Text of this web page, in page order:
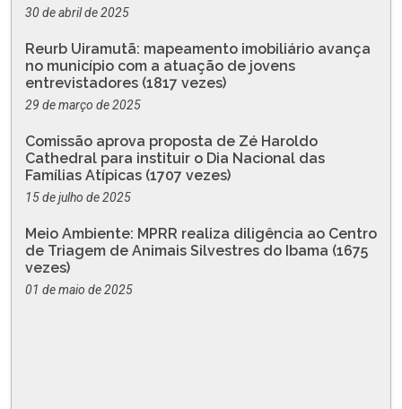
30 de abril de 2025
Reurb Uiramutã: mapeamento imobiliário avança
no município com a atuação de jovens
entrevistadores (1817 vezes)
29 de março de 2025
Comissão aprova proposta de Zé Haroldo
Cathedral para instituir o Dia Nacional das
Famílias Atípicas (1707 vezes)
15 de julho de 2025
Meio Ambiente: MPRR realiza diligência ao Centro
de Triagem de Animais Silvestres do Ibama (1675
vezes)
01 de maio de 2025